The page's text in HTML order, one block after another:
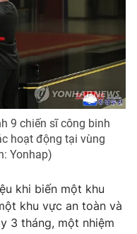
Nam
9 chiến sĩ công binh
hoạt động tại vùng
Yonhap)
khi biến một khu
khu vực an toàn và
3 tháng, một nhiệm